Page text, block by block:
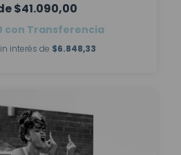
$41.090,00
con Transferencia
interés de $6.848,33